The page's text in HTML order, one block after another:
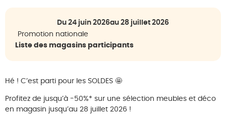
Du 24 juin 2026au 28 juillet 2026
Promotion nationale
Liste des magasins participants
Hé ! C’est parti pour les SOLDES 🤩
Profitez de jusqu’à -50%* sur une sélection meubles et déco
en magasin jusqu’au 28 juillet 2026 !